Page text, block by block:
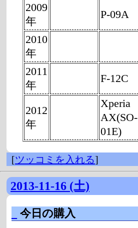
2009
年
P-09A
2010
年
2011
年
F-12C
2012
年
Xperia
AX(SO-
01E)
[ツッコミを入れる]
2013-11-16 (土)
今日の購入